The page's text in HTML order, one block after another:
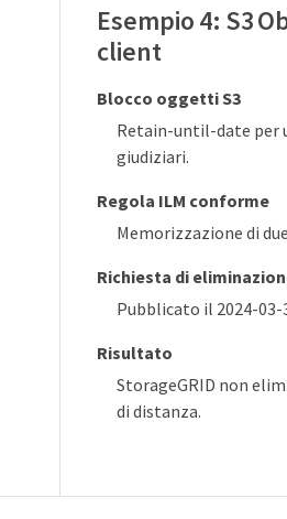
Esempio 4: S3
client
Blocco oggetti S3
Retain-until-date per
giudiziari.
Regola ILM conforme
Memorizzazione di
Richiesta di
Pubblicato il 2024-03-
Risultato
StorageGRID non
di distanza.